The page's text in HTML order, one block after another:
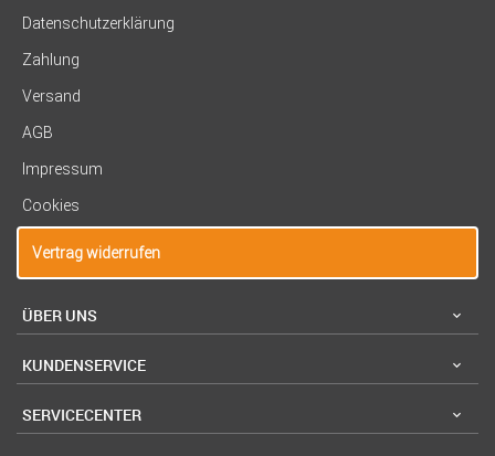
Datenschutzerklärung
Zahlung
Versand
AGB
Impressum
Cookies
Vertrag widerrufen
ÜBER UNS
KUNDENSERVICE
SERVICECENTER